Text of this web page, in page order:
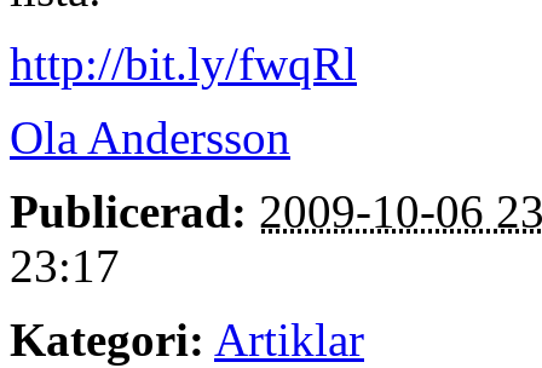
http://bit.ly/fwqRl
Ola Andersson
Publicerad: 2009-10-06
23:17
Kategori: Artiklar